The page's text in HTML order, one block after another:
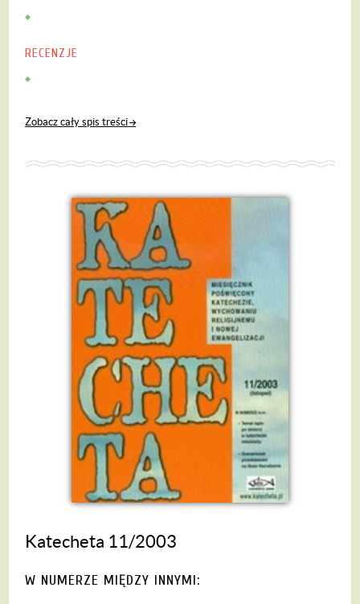
RECENZJE
Zobacz cały spis treści
Katecheta 11/2003
W NUMERZE MIĘDZY INNYMI: